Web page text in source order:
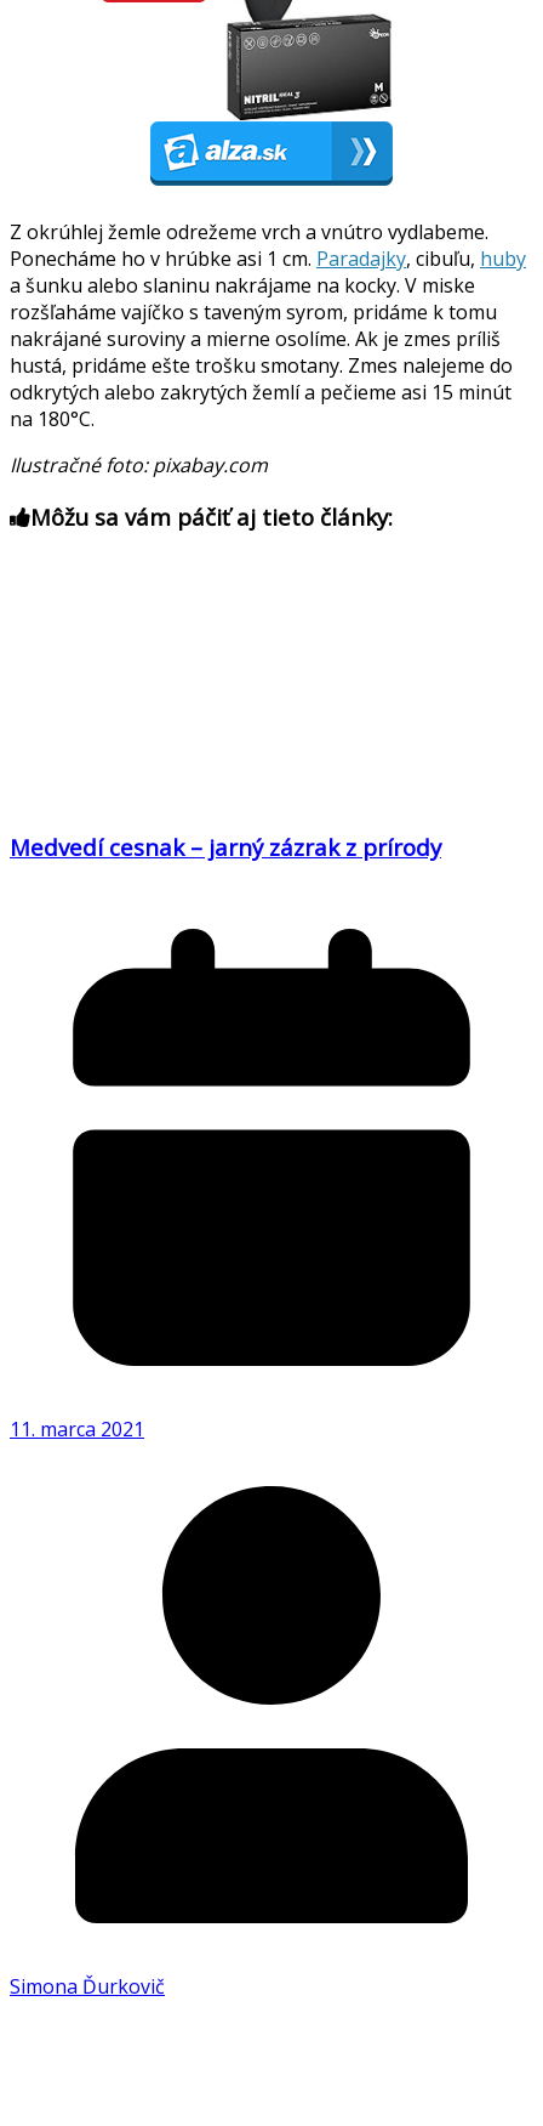
Z okrúhlej žemle odrežeme vrch a vnútro vydlabeme.
Ponecháme ho v hrúbke asi 1 cm. Paradajky, cibuľu, huby
a šunku alebo slaninu nakrájame na kocky. V miske
rozšľaháme vajíčko s taveným syrom, pridáme k tomu
nakrájané suroviny a mierne osolíme. Ak je zmes príliš
hustá, pridáme ešte trošku smotany. Zmes nalejeme do
odkrytých alebo zakrytých žemlí a pečieme asi 15 minút
na 180°C.
Ilustračné foto: pixabay.com
Môžu sa vám páčiť aj tieto články:
Medvedí cesnak – jarný zázrak z prírody
11. marca 2021
Simona Ďurkovič